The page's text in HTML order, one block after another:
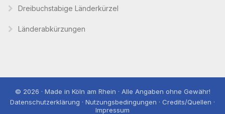
Dreibuchstabige Länderkürzel
Länderabkürzungen
© 2026 · Made in Köln am Rhein · Alle Angaben ohne Gewähr!
Datenschutzerklärung · Nutzungsbedingungen · Credits/Quellen ·
Impressum